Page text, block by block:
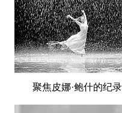
聚焦皮娜·鲍什的纪